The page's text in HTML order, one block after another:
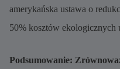
amerykańska ustawa o
50% kosztów ekologicznych
Podsumowanie: